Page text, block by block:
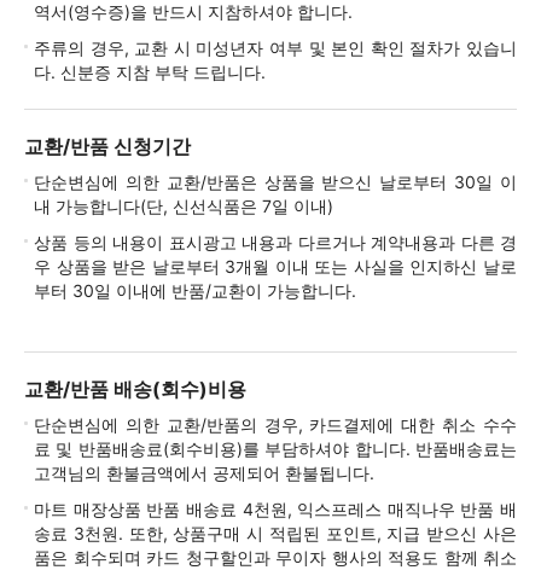
역서(영수증)을 반드시 지참하셔야 합니다.
주류의 경우, 교환 시 미성년자 여부 및 본인 확인 절차가 있습니
다. 신분증 지참 부탁 드립니다.
교환/반품 신청기간
단순변심에 의한 교환/반품은 상품을 받으신 날로부터 30일 이
내 가능합니다(단, 신선식품은 7일 이내)
상품 등의 내용이 표시광고 내용과 다르거나 계약내용과 다른 경
우 상품을 받은 날로부터 3개월 이내 또는 사실을 인지하신 날로
부터 30일 이내에 반품/교환이 가능합니다.
교환/반품 배송(회수)비용
단순변심에 의한 교환/반품의 경우, 카드결제에 대한 취소 수수
료 및 반품배송료(회수비용)를 부담하셔야 합니다. 반품배송료는
고객님의 환불금액에서 공제되어 환불됩니다.
마트 매장상품 반품 배송료 4천원, 익스프레스 매직나우 반품 배
송료 3천원. 또한, 상품구매 시 적립된 포인트, 지급 받으신 사은
품은 회수되며 카드 청구할인과 무이자 행사의 적용도 함께 취소